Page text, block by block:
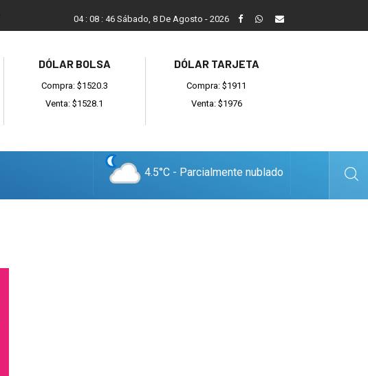
Vecinos, instituciones y concejales se manifestaron contra
04: 08 : 47 Sábado, 8 De Agosto - 2026
DÓLAR BOLSA
Compra: $1520.3
Venta: $1528.1
DÓLAR TARJETA
Compra: $1911
Venta: $1976
4.5°C - Parcialmente nublado